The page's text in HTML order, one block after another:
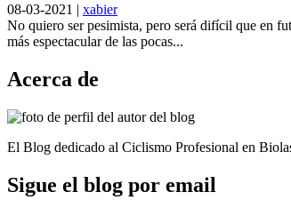
08-03-2021 | xabier
No quiero ser pesimista, pero será difícil que en
más espectacular de las pocas...
Acerca de
El Blog dedicado al Ciclismo Profesional en
Sigue el blog por email